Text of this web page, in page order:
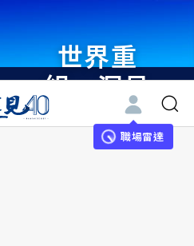
世界重
組・洞見
未來 與
世界領袖
職場雷達